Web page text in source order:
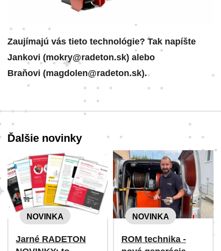
Zaujímajú vás tieto technológie? Tak napíšte
Jankovi (mokry@radeton.sk) alebo
Braňovi (magdolen@radeton.sk).
Ďalšie novinky
NOVINKA
Jarné RADETON
NOVINKA
ROM technika -